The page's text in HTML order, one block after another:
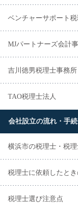
ベンチャーサポート税
MJパートナーズ会計
吉川徳男税理士事務所
TAO税理士法人
会社設立の流れ・手続
横浜市の税理士・税
税理士に依頼したと
税理士選び注意点